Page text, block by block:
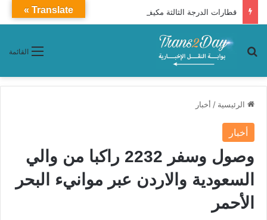
قطارات الدرجة الثالثة مكيفة (872 ـ 890) من القاهرة إلى أسيوط (تفاصيل توقفات وأسعار تذاكر )
القائمة بحث عن
الرئيسية / أخبار
أخبار
وصول وسفر 2232 راكبا من والي
السعودية والاردن عبر موانيء البحر
الأحمر
Translate »